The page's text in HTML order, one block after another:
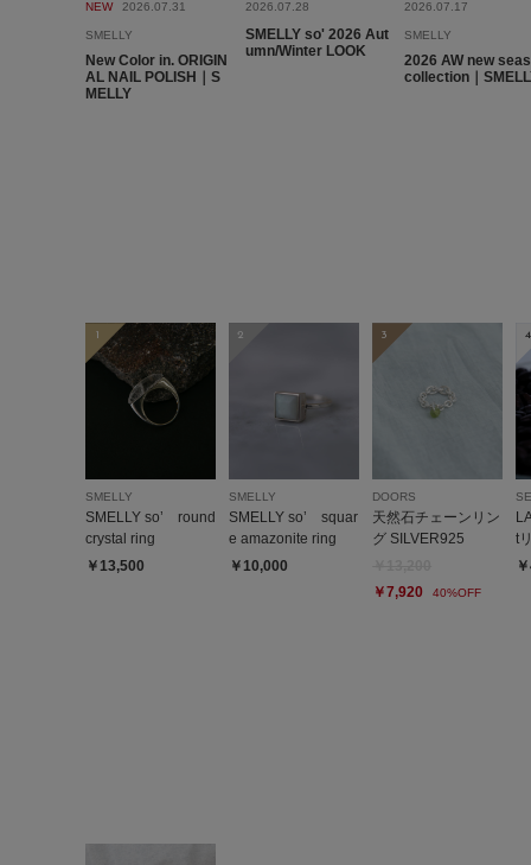
NEW 2026.07.31
SMELLY
New Color in. ORIGIN
AL NAIL POLISH｜S
MELLY
2026.07.28
SMELLY so' 2026 Aut
umn/Winter LOOK
2026.07.17
SMELLY
2026 AW new
collection｜
1
SMELLY
SMELLY so’ round
crystal ring
￥13,500
2
SMELLY
SMELLY so’ squar
e amazonite ring
￥10,000
3
DOORS
天然石チェーンリン
グ SILVER925
￥7,920
40%OFF
4
t